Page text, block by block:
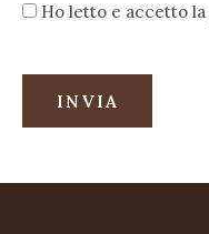
Ho letto e accetto la